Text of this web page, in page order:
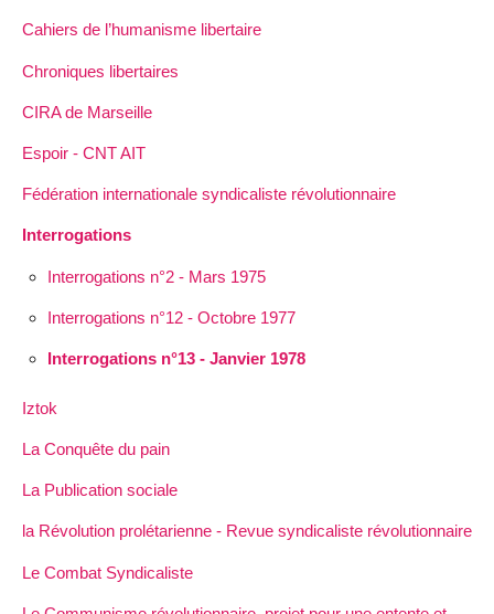
Cahiers de l’humanisme libertaire
Chroniques libertaires
CIRA de Marseille
Espoir - CNT AIT
Fédération internationale syndicaliste révolutionnaire
Interrogations
Interrogations n°2 - Mars 1975
Interrogations n°12 - Octobre 1977
Interrogations n°13 - Janvier 1978
Iztok
La Conquête du pain
La Publication sociale
la Révolution prolétarienne - Revue syndicaliste révolutionnaire
Le Combat Syndicaliste